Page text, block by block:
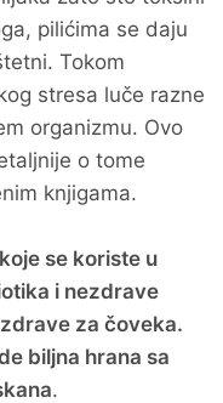
pilićima se daju
Tokom
stresa luče razne
organizmu. Ovo
o tome
knjigama.
se koriste u
i nezdrave
za čoveka.
biljna hrana sa
.